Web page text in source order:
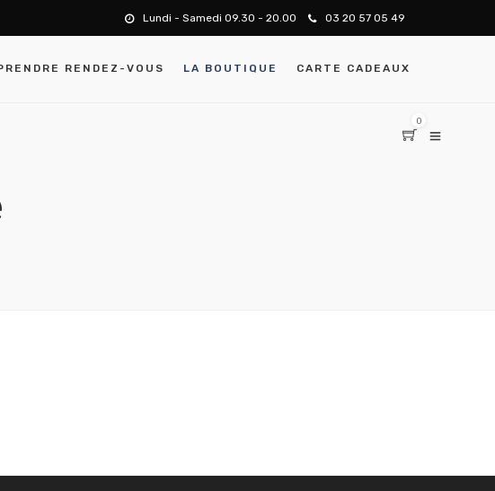
Lundi - Samedi 09.30 - 20.00 03 20 57 05 49
RENDEZ-VOUS LA BOUTIQUE CARTE CADEAUX
0